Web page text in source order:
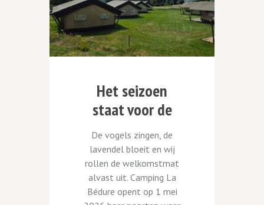
Het seizoen
staat voor de
deur — en er is
nieuws!
De vogels zingen, de
lavendel bloeit en wij
rollen de welkomstmat
alvast uit. Camping La
Bédure opent op 1 mei